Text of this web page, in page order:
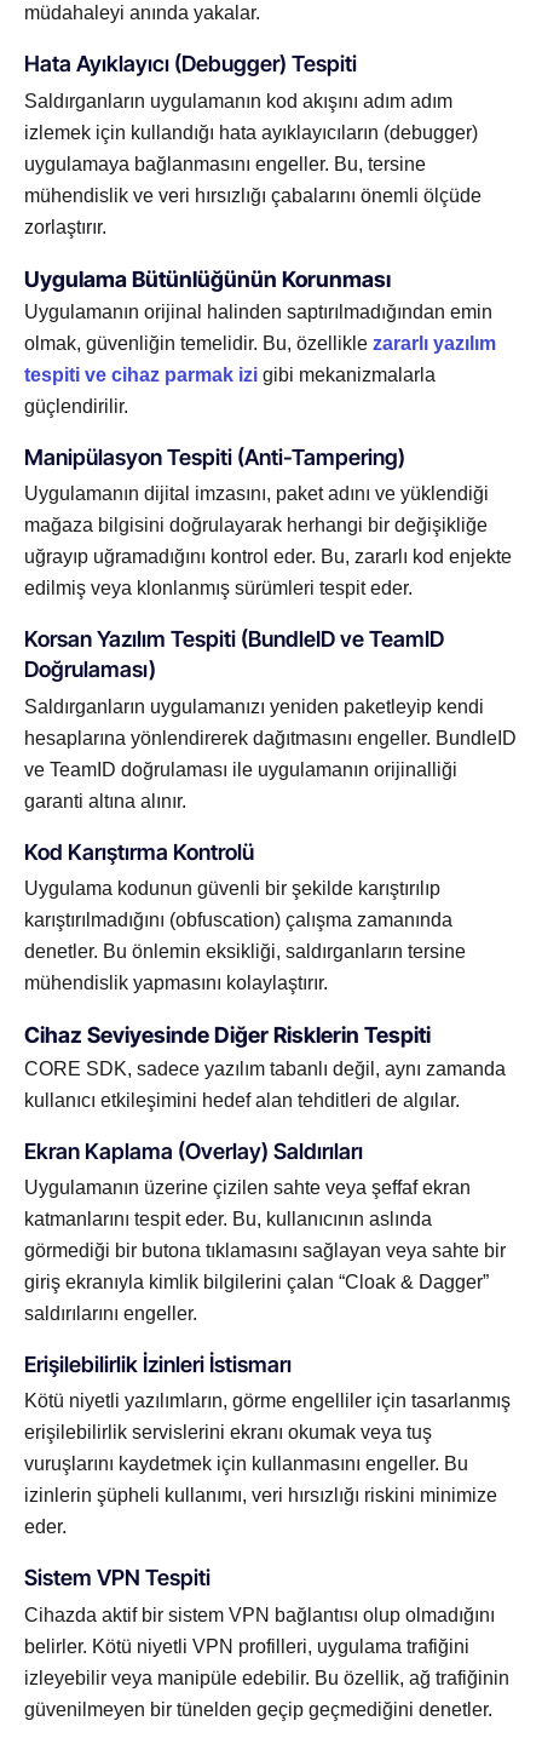
müdahaleyi anında yakalar.
Hata Ayıklayıcı (Debugger) Tespiti
Saldırganların uygulamanın kod akışını adım adım
izlemek için kullandığı hata ayıklayıcıların (debugger)
uygulamaya bağlanmasını engeller. Bu, tersine
mühendislik ve veri hırsızlığı çabalarını önemli ölçüde
zorlaştırır.
Uygulama Bütünlüğünün Korunması
Uygulamanın orijinal halinden saptırılmadığından emin
olmak, güvenliğin temelidir. Bu, özellikle zararlı yazılım
tespiti ve cihaz parmak izi gibi mekanizmalarla
güçlendirilir.
Manipülasyon Tespiti (Anti-Tampering)
Uygulamanın dijital imzasını, paket adını ve yüklendiği
mağaza bilgisini doğrulayarak herhangi bir değişikliğe
uğrayıp uğramadığını kontrol eder. Bu, zararlı kod enjekte
edilmiş veya klonlanmış sürümleri tespit eder.
Korsan Yazılım Tespiti (BundleID ve TeamID
Doğrulaması)
Saldırganların uygulamanızı yeniden paketleyip kendi
hesaplarına yönlendirerek dağıtmasını engeller. BundleID
ve TeamID doğrulaması ile uygulamanın orijinalliği
garanti altına alınır.
Kod Karıştırma Kontrolü
Uygulama kodunun güvenli bir şekilde karıştırılıp
karıştırılmadığını (obfuscation) çalışma zamanında
denetler. Bu önlemin eksikliği, saldırganların tersine
mühendislik yapmasını kolaylaştırır.
Cihaz Seviyesinde Diğer Risklerin Tespiti
CORE SDK, sadece yazılım tabanlı değil, aynı zamanda
kullanıcı etkileşimini hedef alan tehditleri de algılar.
Ekran Kaplama (Overlay) Saldırıları
Uygulamanın üzerine çizilen sahte veya şeffaf ekran
katmanlarını tespit eder. Bu, kullanıcının aslında
görmediği bir butona tıklamasını sağlayan veya sahte bir
giriş ekranıyla kimlik bilgilerini çalan “Cloak & Dagger”
saldırılarını engeller.
Erişilebilirlik İzinleri İstismarı
Kötü niyetli yazılımların, görme engelliler için tasarlanmış
erişilebilirlik servislerini ekranı okumak veya tuş
vuruşlarını kaydetmek için kullanmasını engeller. Bu
izinlerin şüpheli kullanımı, veri hırsızlığı riskini minimize
eder.
Sistem VPN Tespiti
Cihazda aktif bir sistem VPN bağlantısı olup olmadığını
belirler. Kötü niyetli VPN profilleri, uygulama trafiğini
izleyebilir veya manipüle edebilir. Bu özellik, ağ trafiğinin
güvenilmeyen bir tünelden geçip geçmediğini denetler.